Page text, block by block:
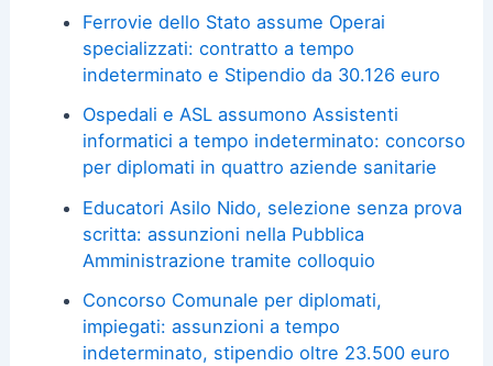
Ferrovie dello Stato assume Operai
specializzati: contratto a tempo
indeterminato e Stipendio da 30.126 euro
Ospedali e ASL assumono Assistenti
informatici a tempo indeterminato: concorso
per diplomati in quattro aziende sanitarie
Educatori Asilo Nido, selezione senza prova
scritta: assunzioni nella Pubblica
Amministrazione tramite colloquio
Concorso Comunale per diplomati,
impiegati: assunzioni a tempo
indeterminato, stipendio oltre 23.500 euro